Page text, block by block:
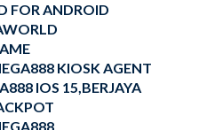
FOR ANDROID
KIOSK AGENT
IOS 15,BERJAYA